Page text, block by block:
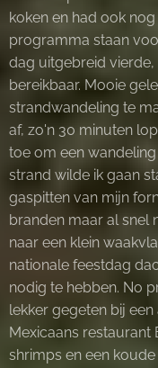
koken en had ook
programma staan
dag uitgebreid
bereikbaar. Mooie
strandwandeling te
af, zo'n 30 minuten
toe om een
strand wilde ik gaan
gaspitten van mijn
branden maar al snel
naar een klein
nationale feestdag
nodig te hebben. No
lekker gegeten bij
Mexicaans restaurant
shrimps en een